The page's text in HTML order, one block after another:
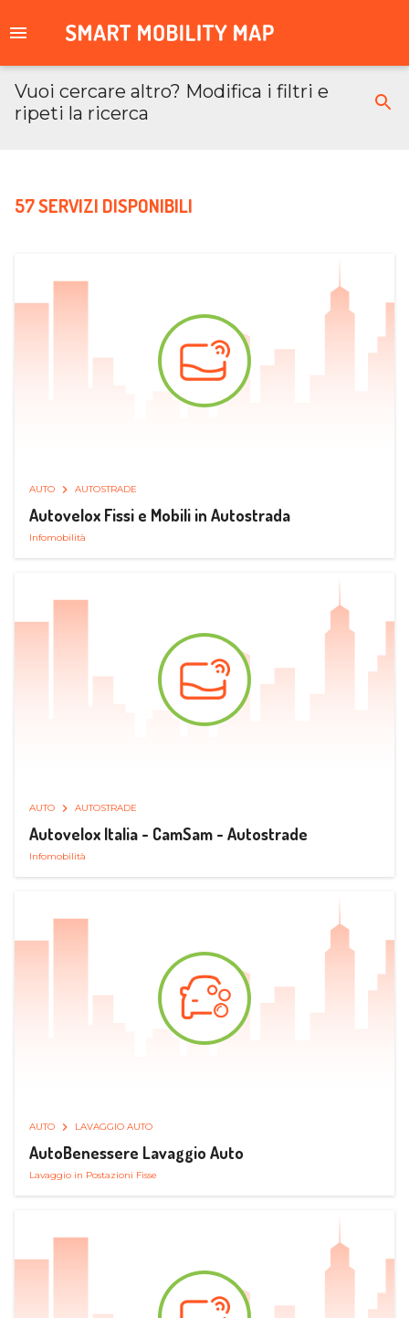
Vuoi cercare altro? Modifica i filtri e
ripeti la ricerca
57 SERVIZI DISPONIBILI
AUTO AUTOSTRADE
Autovelox Fissi e Mobili in Autostrada
Infomobilità
AUTO AUTOSTRADE
Autovelox Italia - CamSam - Autostrade
Infomobilità
AUTO LAVAGGIO AUTO
AutoBenessere Lavaggio Auto
Lavaggio in Postazioni Fisse